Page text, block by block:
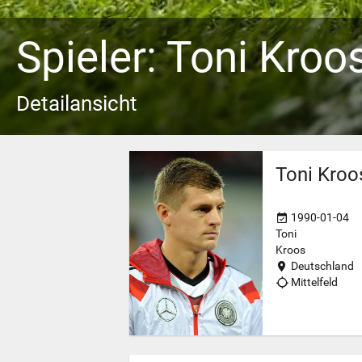
Spieler: Toni
Detailansicht
Toni
1990-01-04
Toni
Kroos
Deutschland
Mittelfeld